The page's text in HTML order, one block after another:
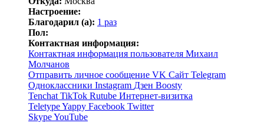
Настроение:
Благодарил (а): 1 раз
Пол:
Контактная информация:
Контактная информация пользователя Михаил
Молчанов
Отправить личное сообщение VK Сайт Telegram
Одноклассники Instagram Дзен Boosty
Tenchat TikTok Rutube Интернет-визитка
TeletypeYappy Facebook Twitter
SkypeYouTube